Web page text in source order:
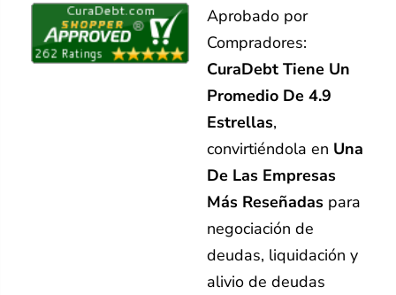
Aprobado por
Compradores:
CuraDebt Tiene Un
Promedio De 4.9
Estrellas,
convirtiéndola en Una
De Las Empresas
Más Reseñadas para
negociación de
deudas, liquidación y
alivio de deudas